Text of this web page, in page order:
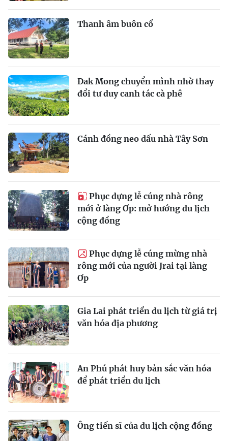
Thanh âm buôn cổ
Đak Mong chuyển mình nhờ thay
đổi tư duy canh tác cà phê
Cánh đồng neo dấu nhà Tây Sơn
Phục dựng lễ cúng nhà rông
mới ở làng Ơp: mở hướng du lịch
cộng đồng
Phục dựng lễ cúng mừng nhà
rông mới của người Jrai tại làng
Ơp
Gia Lai phát triển du lịch từ giá trị
văn hóa địa phương
An Phú phát huy bản sắc văn hóa
để phát triển du lịch
Ông tiến sĩ của du lịch cộng đồng